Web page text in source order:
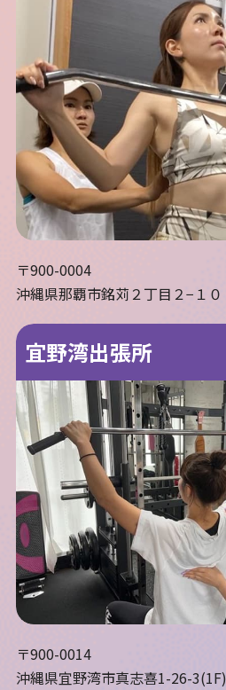
〒900-0004
沖縄県那覇市銘苅２丁目２−１０
宜野湾出張所
〒900-0014
沖縄県宜野湾市真志喜1-26-3(1F)